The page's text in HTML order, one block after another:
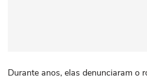
Durante anos, elas denunciaram o